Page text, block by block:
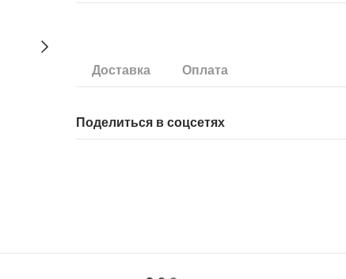
Доставка Оплата
Поделиться в соцсетях